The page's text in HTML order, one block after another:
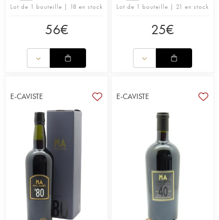
Lot de 1 bouteille | 18 en stock
56€
Lot de 1 bouteille | 21 en stock
25€
E-CAVISTE E-CAVISTE